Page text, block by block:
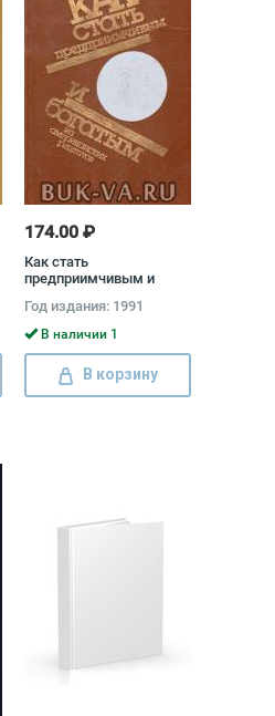
174.00 ₽
Как стать
предприимчивым и
американских рецептов
Год издания: 1991
В наличии 1
В корзину